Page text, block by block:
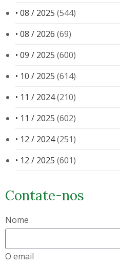
• 08 / 2025 (544)
• 08 / 2026 (69)
• 09 / 2025 (600)
• 10 / 2025 (614)
• 11 / 2024(210)
• 11 / 2025 (602)
• 12 / 2024(251)
• 12 / 2025 (601)
Contate-nos
Nome
O email